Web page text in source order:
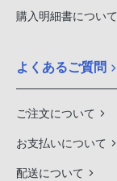
購入明細書について
よくあるご質問
ご注文について
お支払いについて
配送について